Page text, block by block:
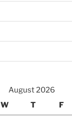
August 2026
W T F